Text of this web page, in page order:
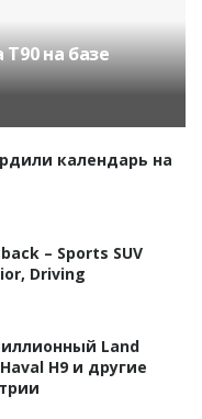
на базе
календарь на
– Sports SUV
Driving
Land
H9 и другие